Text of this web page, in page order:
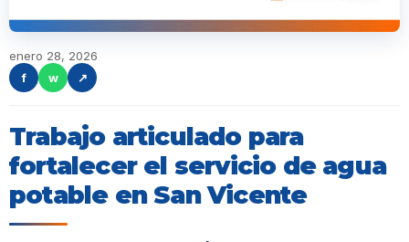
enero 28, 2026
f
w ↗
Trabajo articulado para
fortalecer el servicio de agua
potable en San Vicente